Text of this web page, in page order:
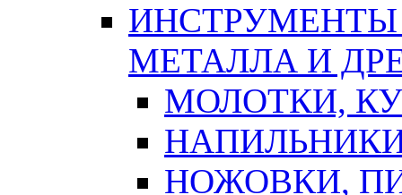
ИНСТРУМЕНТЫ
МЕТАЛЛА И
МОЛОТКИ,
НОЖОВКИ,